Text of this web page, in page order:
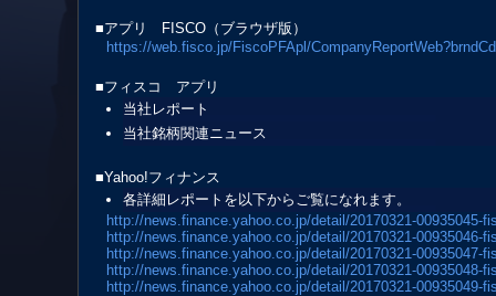
■アプリ FISCO（ブラウザ版）
https://web.fisco.jp/FiscoPFApl/
■フィスコ アプリ
当社レポート
当社銘柄関連ニュース
■Yahoo!フィナンス
各詳細レポートを以下からご覧になれます。
http://news.finance.yahoo.co.jp/detail/20170321-00935045-
http://news.finance.yahoo.co.jp/detail/20170321-00935046-
http://news.finance.yahoo.co.jp/detail/20170321-00935047-
http://news.finance.yahoo.co.jp/detail/20170321-00935048-
http://news.finance.yahoo.co.jp/detail/20170321-00935049-